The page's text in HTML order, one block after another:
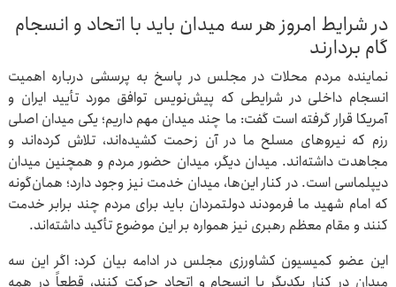
در شرایط امروز هر سه میدان باید با اتحاد و انسجام
گام بردارند
نماینده مردم محلات در مجلس در پاسخ به پرسشی درباره اهمیت
انسجام داخلی در شرایطی که پیش‌نویس توافق مورد تأیید ایران و
آمریکا قرار گرفته است گفت: ما چند میدان مهم داریم؛ یکی میدان اصلی
رزم که نیروهای مسلح ما در آن زحمت کشیده‌اند، تلاش کرده‌اند و
مجاهدت داشته‌اند. میدان دیگر، میدان حضور مردم و همچنین میدان
دیپلماسی است. در کنار این‌ها، میدان خدمت نیز وجود دارد؛ همان‌گونه
که امام شهید ما فرمودند دولتمردان باید برای مردم چند برابر خدمت
کنند و مقام معظم رهبری نیز همواره بر این موضوع تأکید داشته‌اند.
این عضو کمیسیون کشاورزی مجلس در ادامه بیان کرد: اگر این سه
میدان در کنار یکدیگر با انسجام و اتحاد حرکت کنند، قطعاً در همه